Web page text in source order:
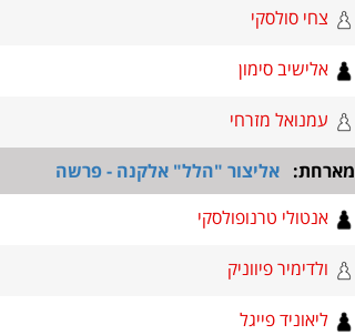
צחי סולסקי
אלישיב סימון
עמנואל מזרחי
מארחת: אליצור "הלל" אלקנה - פרשה
אנטולי טרנופולסקי
ולדימיר פיווניק
ליאוניד פייגל